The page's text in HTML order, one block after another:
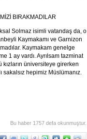
BIRAKMADILAR
Solmaz isimli vatandaş da, o
Kaymakamı ve Garnizon
Kaymakam genelge
1 ay vardı. Ayrılsam tazminat
üniversiteye girerken
sakalsız hepimiz Müslümanız.
Bu haber 1757 defa okunmuştur.